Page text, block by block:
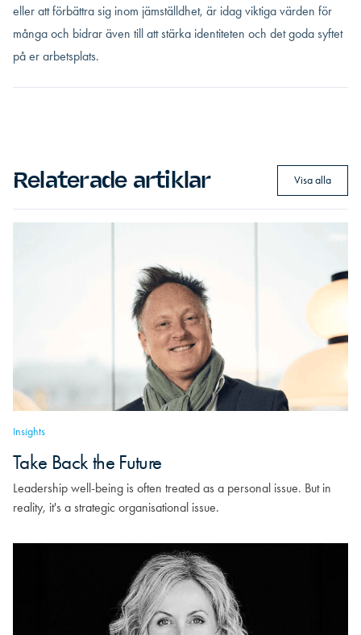
eller att förbättra sig inom jämställdhet, är idag viktiga värden för
många och bidrar även till att stärka identiteten och det goda syftet
på er arbetsplats.
Relaterade artiklar Visa alla
Insights
Take Back the Future
Leadership well-being is often treated as a personal issue. But in
reality, it's a strategic organisational issue.